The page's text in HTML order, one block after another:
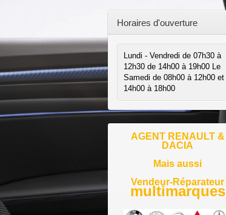
Horaires d'ouverture
Lundi - Vendredi de 07h30 à
12h30 de 14h00 à 19h00 Le
Samedi de 08h00 à 12h00 et
14h00 à 18h00
AGENT RENAULT &
DACIA
Mais aussi
Vendeur-Réparateur
multimarques